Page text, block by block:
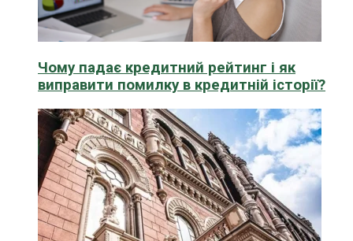
Чому падає кредитний рейтинг і як
виправити помилку в кредитній історії?